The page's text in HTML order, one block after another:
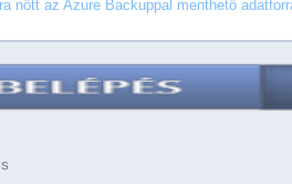
nőtt az Azure Backuppal menthető